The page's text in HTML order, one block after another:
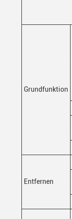
Grundfunktion
Entfernen